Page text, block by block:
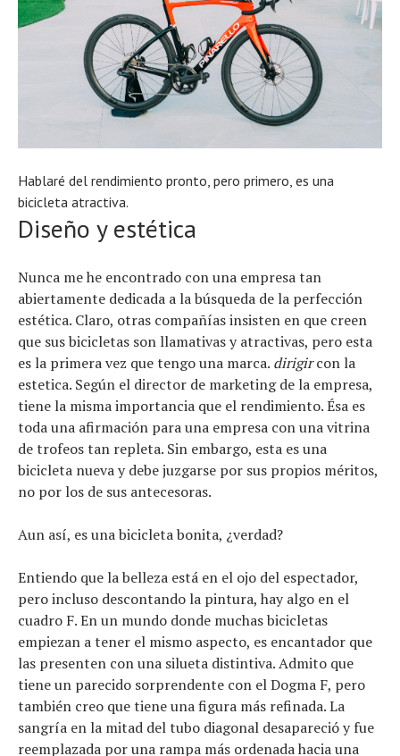
Hablaré del rendimiento pronto, pero primero, es una
bicicleta atractiva.
Diseño y estética
Nunca me he encontrado con una empresa tan
abiertamente dedicada a la búsqueda de la perfección
estética. Claro, otras compañías insisten en que creen
que sus bicicletas son llamativas y atractivas, pero esta
es la primera vez que tengo una marca. dirigircon la
estetica. Según el director de marketing de la empresa,
tiene la misma importancia que el rendimiento. Ésa es
toda una afirmación para una empresa con una vitrina
de trofeos tan repleta. Sin embargo, esta es una
bicicleta nueva y debe juzgarse por sus propios méritos,
no por los de sus antecesoras.
Aun así, es una bicicleta bonita, ¿verdad?
Entiendo que la belleza está en el ojo del espectador,
pero incluso descontando la pintura, hay algo en el
cuadro F. En un mundo donde muchas bicicletas
empiezan a tener el mismo aspecto, es encantador que
las presenten con una silueta distintiva. Admito que
tiene un parecido sorprendente con el Dogma F, pero
también creo que tiene una figura más refinada. La
sangría en la mitad del tubo diagonal desapareció y fue
reemplazada por una rampa más ordenada hacia una
Noticias
Tecnologías
Revisión de productos
Consejo
Tendencias
Artículos